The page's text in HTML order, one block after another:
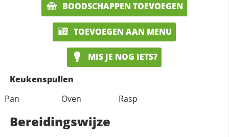
BOODSCHAPPEN TOEVOEGEN
TOEVOEGEN AAN MENU
MIS JE NOG IETS?
Keukenspullen
Pan
Oven Rasp
Bereidingswijze